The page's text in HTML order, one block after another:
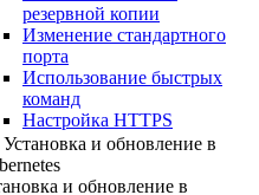
резервной копии
Изменение стандартного
порта
Использование быстрых
команд
Настройка HTTPS
Установка и обновление в
и обновление в